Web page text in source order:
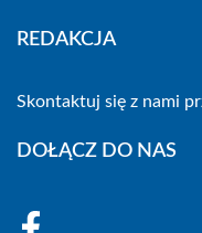
REDAKCJA
Skontaktuj się z nami
DOŁĄCZ DO NAS